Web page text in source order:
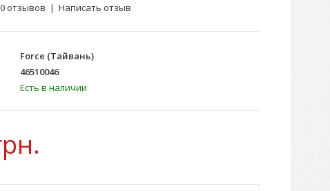
0 отзывов | Написать отзыв
Force (Тайвань)
46510046
Есть в наличии